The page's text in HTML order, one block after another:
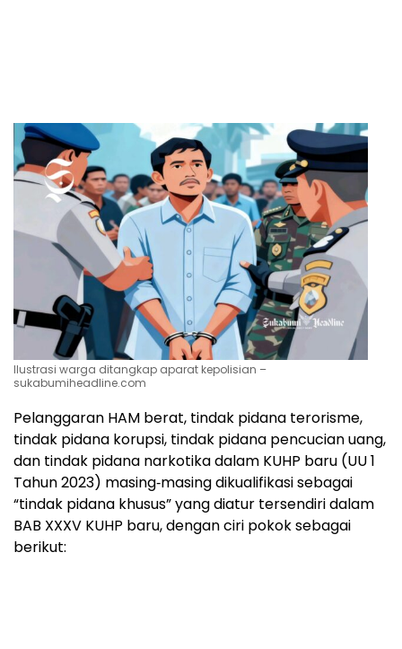
Ilustrasi warga ditangkap aparat kepolisian –
sukabumiheadline.com
Pelanggaran HAM berat, tindak pidana terorisme,
tindak pidana korupsi, tindak pidana pencucian uang,
dan tindak pidana narkotika dalam KUHP baru (UU 1
Tahun 2023) masing‑masing dikualifikasi sebagai
“tindak pidana khusus” yang diatur tersendiri dalam
BAB XXXV KUHP baru, dengan ciri pokok sebagai
berikut: